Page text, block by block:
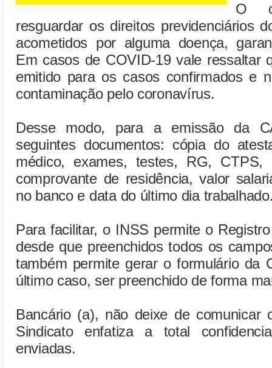
O
resguardar os direitos previdenciários
acometidos por alguma doença,
Em casos de COVID-19 vale ressaltar
emitido para os casos confirmados e
contaminação pelo coronavírus.
Desse modo, para a emissão da
seguintes documentos: cópia do
médico, exames, testes, RG,
comprovante de residência, valor
no banco e data do último dia
Para facilitar, o INSS permite o
desde que preenchidos todos os
também permite gerar o formulário da
último caso, ser preenchido de forma
Bancário (a), não deixe de comunicar
Sindicato enfatiza a total
enviadas.